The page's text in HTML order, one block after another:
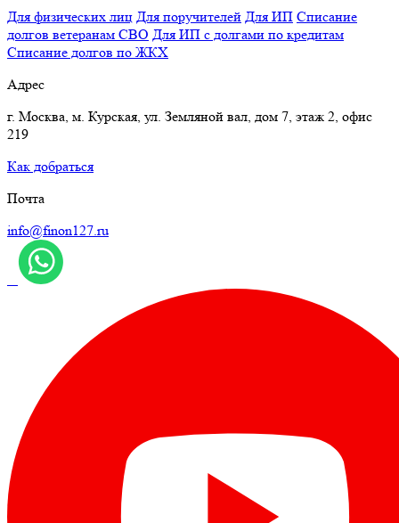
Для физических лиц Для поручителей Для ИП Списание
долгов ветеранам СВО Для ИП с долгами по кредитам
Списание долгов по ЖКХ
Адрес
г. Москва, м. Курская, ул. Земляной вал, дом 7, этаж 2, офис
219
Как добраться
Почта
info@finon127.ru